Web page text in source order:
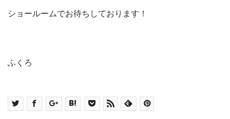
ショールームでお待ちしております！
ふくろ